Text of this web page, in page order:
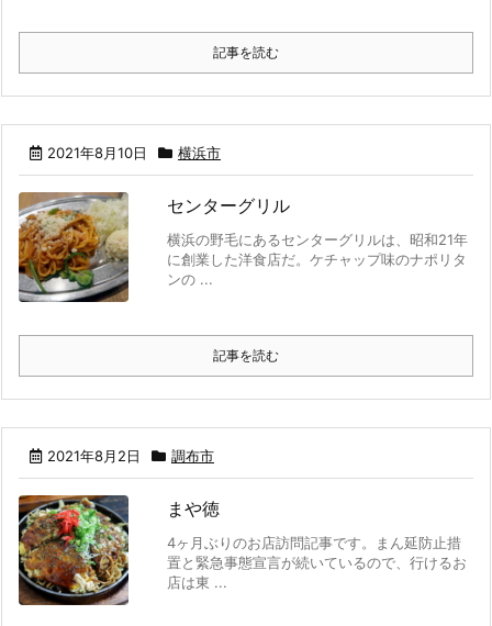
記事を読む
2021年8月10日 横浜市
センターグリル
横浜の野毛にあるセンターグリルは、昭和21年
に創業した洋食店だ。ケチャップ味のナポリタ
ンの ...
記事を読む
2021年8月2日 調布市
まや徳
4ヶ月ぶりのお店訪問記事です。まん延防止措
置と緊急事態宣言が続いているので、行けるお
店は東 ...